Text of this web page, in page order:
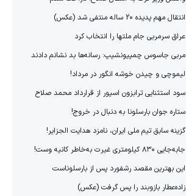
انتقال مهم پدیده 20 ساله منتفی شد (عکس)
عراق سرمربی جام ملتها را انتخاب کرد
مربی جاسوس چمپیونشیپ: رسانه‌ها بد نشانم دادند
لیموچی و چیدن خوشه انگور در مرداد!
سود استثنایی ترابزون اسپور از قرارداد محمد صلاح
ستاره جوان بارسلونا به دنبال در خروج!
گزینه سابق تیم ملی ایران، نامزد هدایت الجزایر!
جابه‌جایی ۸۳۰ کیلومتری غیرت به‌خاطر کانیه وست!
این بهترین مقصد رشفورد پس از بارسلوناست
زاده‌عطار بازوبند را پس گرفت (عکس)